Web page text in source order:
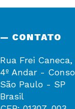
— CONTATO
Rua Frei Caneca,
4º Andar -
São Paulo - SP
Brasil